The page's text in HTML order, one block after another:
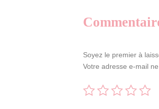
Soyez le premier à
Votre adresse e-mail